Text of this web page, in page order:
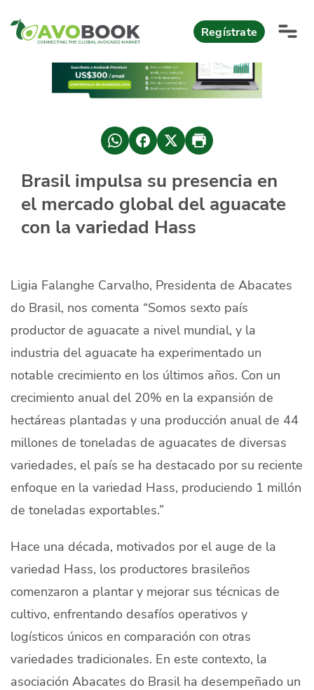
Regístrate
AvoReports
AvoComments
AvoMagazine
Iniciar Sesión
Quiénes Somos
Productores
Mercados
Contacto
modo claro
Brasil impulsa su presencia en
el mercado global del aguacate
con la variedad Hass
Ligia Falanghe Carvalho, Presidenta de Abacates
do Brasil, nos comenta “Somos sexto país
productor de aguacate a nivel mundial, y la
industria del aguacate ha experimentado un
notable crecimiento en los últimos años. Con un
crecimiento anual del 20% en la expansión de
hectáreas plantadas y una producción anual de 44
millones de toneladas de aguacates de diversas
variedades, el país se ha destacado por su reciente
enfoque en la variedad Hass, produciendo 1 millón
de toneladas exportables.”
Hace una década, motivados por el auge de la
variedad Hass, los productores brasileños
comenzaron a plantar y mejorar sus técnicas de
cultivo, enfrentando desafíos operativos y
logísticos únicos en comparación con otras
variedades tradicionales. En este contexto, la
asociación Abacates do Brasil ha desempeñado un